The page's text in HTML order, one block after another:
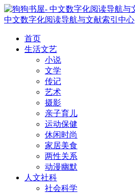
中文数字化阅读导航与文献索引中心
首页
生活文艺
小说
文学
传记
艺术
摄影
亲子育儿
运动保健
休闲时尚
家居美食
两性关系
动漫幽默
人文社科
社会科学